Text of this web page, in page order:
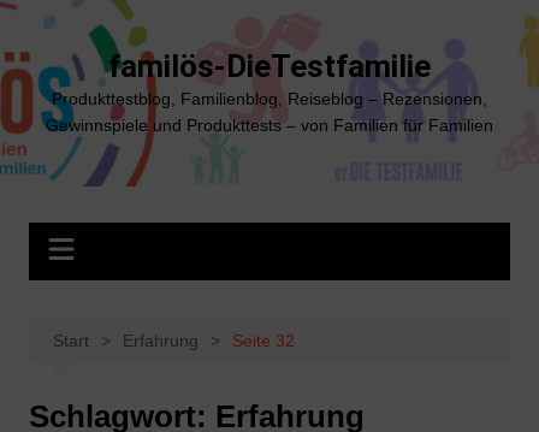
Zum
springen
familös-DieTestfamilie
Produkttestblog, Familienblog, Reiseblog – Rezensionen,
Gewinnspiele und Produkttests – von Familien für Familien
Start Erfahrung Seite 32
Schlagwort: Erfahrung